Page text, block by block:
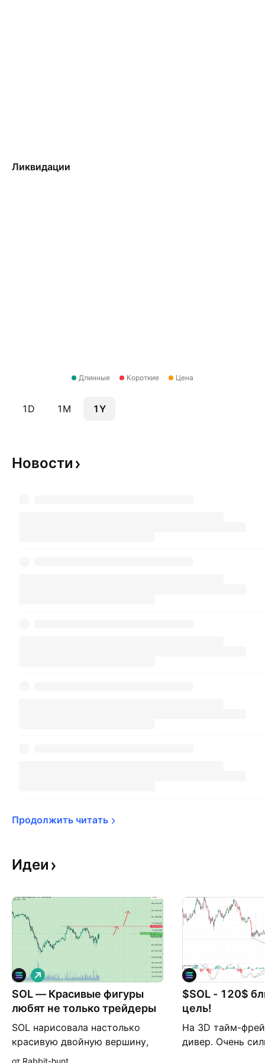
Ликвидации
Длинные Короткие Цена
1D 1M 1Y
Новости
Продолжить читать
Идеи
SOL — Красивые фигуры
любят не только трейдеры
SOL нарисовала настолько
красивую двойную вершину,
что многие продавцы, похоже,
Д
л
н
н
я
от Rabbit-hunt
$SOL - 120$
цель!
На 3D тайм-
дивер. Очень